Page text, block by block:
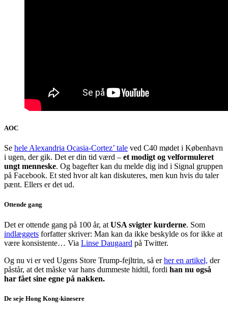
AOC
Se hele Alexandria Ocasia-Cortez’ tale ved C40 mødet i København
i ugen, der gik. Det er din tid værd – et modigt og velformuleret
ungt menneske. Og bagefter kan du melde dig ind i Signal gruppen
på Facebook. Et sted hvor alt kan diskuteres, men kun hvis du taler
pænt. Ellers er det ud.
Ottende gang
Det er ottende gang på 100 år, at USA svigter kurderne. Som
indlæggets forfatter skriver: Man kan da ikke beskylde os for ikke at
være konsistente… Via Linse Daugaard på Twitter.
Og nu vi er ved Ugens Store Trump-fejltrin, så erher en artikel, der
påstår, at det måske var hans dummeste hidtil, fordi han nu også
har fået sine egne på nakken.
De seje Hong Kong-kinesere